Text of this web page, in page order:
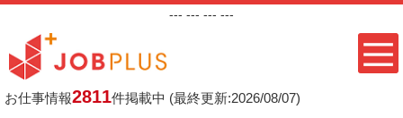
--- --- --- ---
お仕事情報2811件掲載中 (最終更新:2026/08/07)